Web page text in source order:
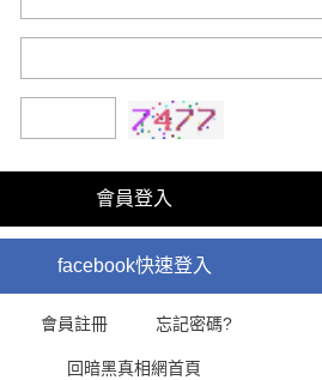
會員登入
facebook快速登入
會員註冊 忘記密碼?
回暗黑真相網首頁